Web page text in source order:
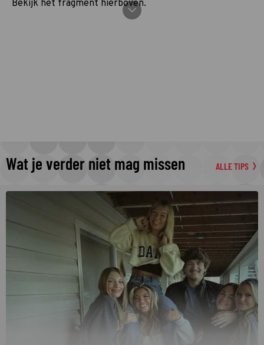
Bekijk het fragment hierboven.
Wat je verder niet mag missen ALLE TIPS